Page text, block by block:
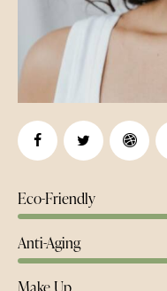
Eco-Friendly
Anti-Aging